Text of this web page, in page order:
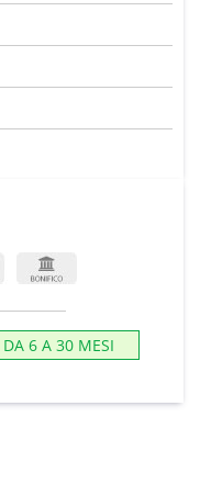
DA 6 A 30 MESI